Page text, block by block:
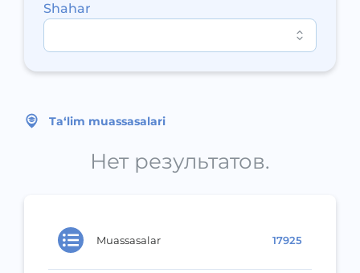
Shahar
Muassasalar 17925
Ta‘lim muassasalari
Нет результатов.